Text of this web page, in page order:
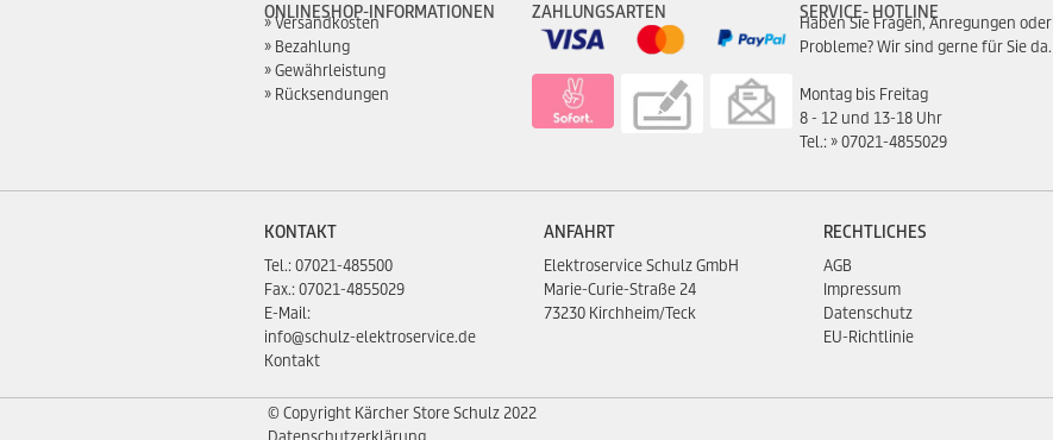
ONLINESHOP-INFORMATIONEN
Versandkosten
Bezahlung
Gewährleistung
Rücksendungen
ZAHLUNGSARTEN SERVICE- HOTLINE
Haben Sie Fragen, Anregungen oder
Probleme? Wir sind gerne für Sie da.
Montag bis Freitag
8 - 12 und 13-18 Uhr
Tel.:
07021-4855029
KONTAKT
Tel.:07021-485500
Fax.: 07021-4855029
E-Mail:
info@schulz-elektroservice.de
Kontakt
ANFAHRT
Elektroservice Schulz GmbH
Marie-Curie-Straße 24
73230 Kirchheim/Teck
RECHTLICHES
AGB
Impressum
Datenschutz
EU-Richtlinie
© Copyright Kärcher Store Schulz 2022